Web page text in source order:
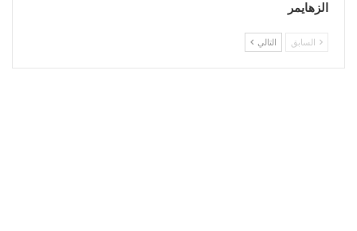
الزهايمر
السابق التالي